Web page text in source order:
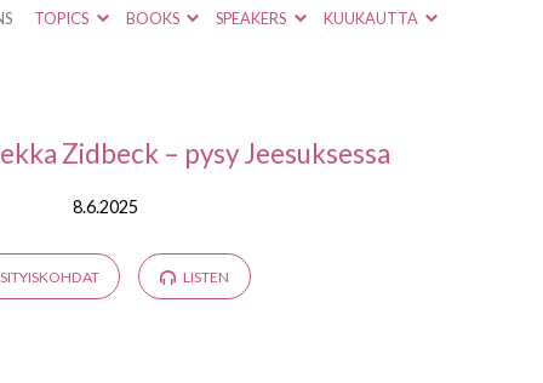
TOPICS BOOKS SPEAKERS KUUKAUTTA
Zidbeck – pysy Jeesuksessa
8.6.2025
LISTEN